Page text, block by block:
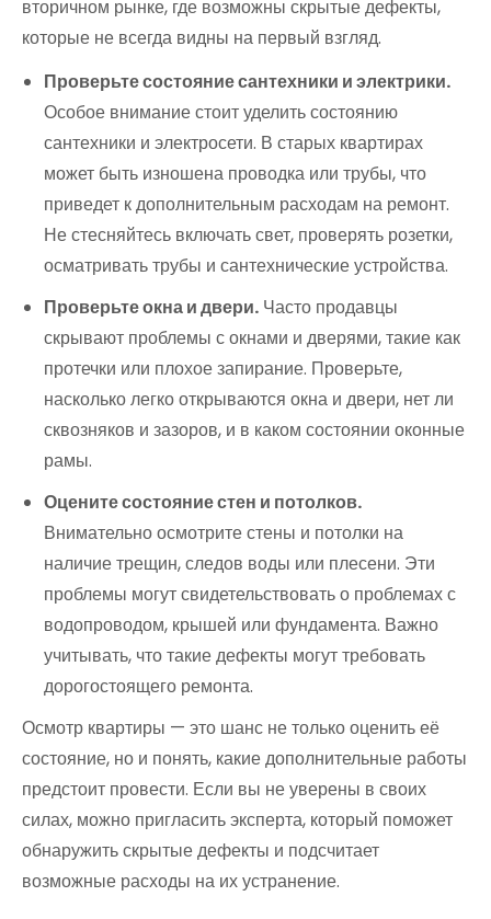
вторичном рынке, где возможны скрытые дефекты,
которые не всегда видны на первый взгляд.
Проверьте состояние сантехники и электрики.
Особое внимание стоит уделить состоянию
сантехники и электросети. В старых квартирах
может быть изношена проводка или трубы, что
приведет к дополнительным расходам на ремонт.
Не стесняйтесь включать свет, проверять розетки,
осматривать трубы и сантехнические устройства.
Проверьте окна и двери. Часто продавцы
скрывают проблемы с окнами и дверями, такие как
протечки или плохое запирание. Проверьте,
насколько легко открываются окна и двери, нет ли
сквозняков и зазоров, и в каком состоянии оконные
рамы.
Оцените состояние стен и потолков.
Внимательно осмотрите стены и потолки на
наличие трещин, следов воды или плесени. Эти
проблемы могут свидетельствовать о проблемах с
водопроводом, крышей или фундамента. Важно
учитывать, что такие дефекты могут требовать
дорогостоящего ремонта.
Осмотр квартиры — это шанс не только оценить её
состояние, но и понять, какие дополнительные работы
предстоит провести. Если вы не уверены в своих
силах, можно пригласить эксперта, который поможет
обнаружить скрытые дефекты и подсчитает
возможные расходы на их устранение.